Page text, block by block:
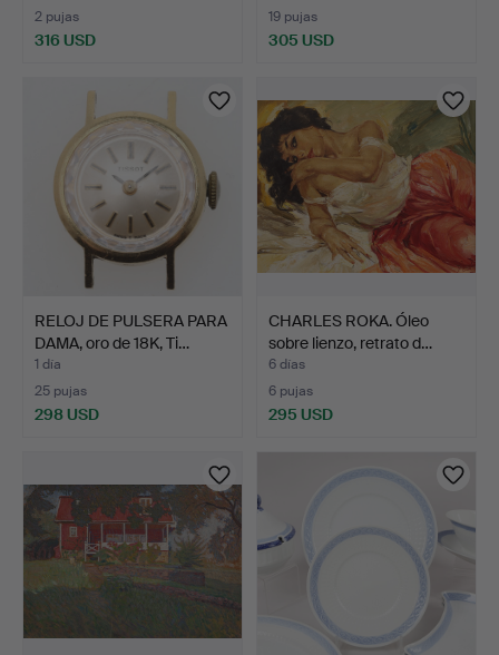
2 pujas
316 USD
19 pujas
305 USD
RELOJ DE PULSERA PARA
DAMA, oro de 18K, Ti…
1 día
25 pujas
298 USD
CHARLES ROKA. Óleo
sobre lienzo, retrato d…
6 días
6 pujas
295 USD